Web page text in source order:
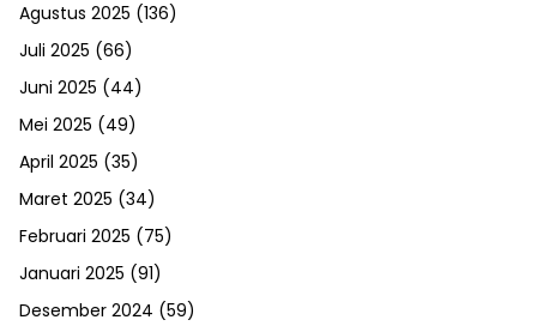
Agustus 2025 (136)
Juli 2025 (66)
Juni 2025 (44)
Mei 2025 (49)
April 2025 (35)
Maret 2025 (34)
Februari 2025 (75)
Januari 2025 (91)
Desember 2024 (59)